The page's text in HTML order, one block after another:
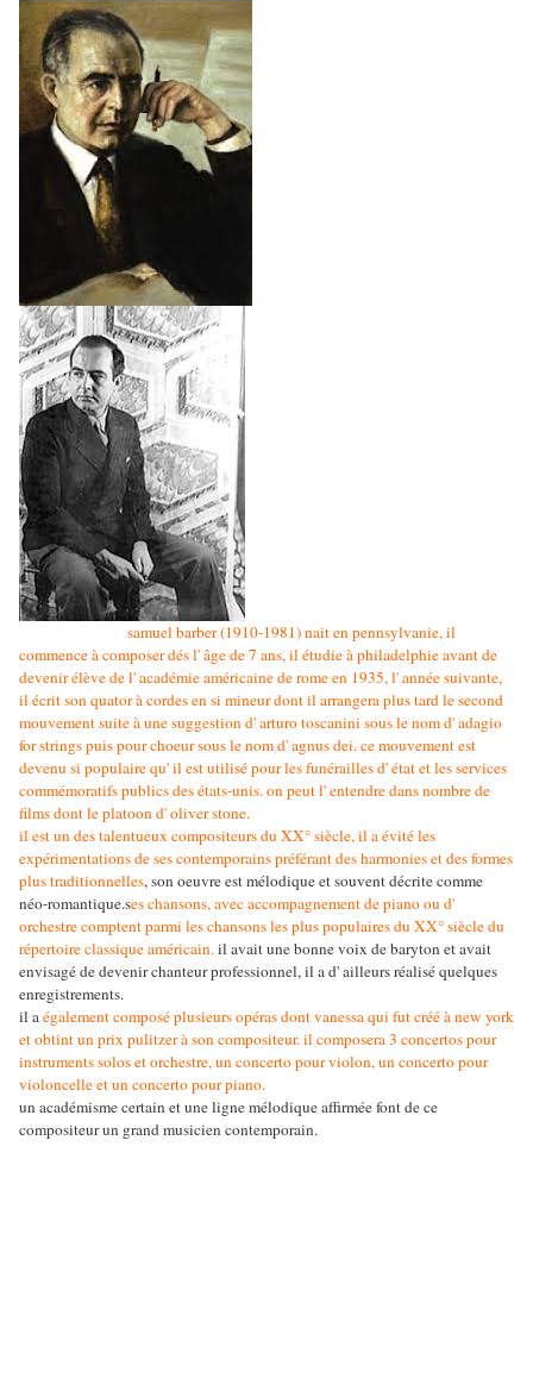
samuel barber (1910-1981) nait en pennsylvanie, il
commence à composer dés l' âge de 7 ans, il étudie à philadelphie avant de
devenir élève de l' académie américaine de rome en 1935, l' année suivante,
il écrit son quator à cordes en si mineur dont il arrangera plus tard le second
mouvement suite à une suggestion d' arturo toscanini sous le nom d' adagio
for strings puis pour choeur sous le nom d' agnus dei. ce mouvement est
devenu si populaire qu' il est utilisé pour les funérailles d' état et les services
commémoratifs publics des états-unis. on peut l' entendre dans nombre de
films dont le platoon d' oliver stone.
il est un des talentueux compositeurs du XX° siècle, il a évité les
expérimentations de ses contemporains préférant des harmonies et des formes
plus traditionnelles, son oeuvre est mélodique et souvent décrite comme
néo-romantique.ses chansons, avec accompagnement de piano ou d'
orchestre comptent parmi les chansons les plus populaires du XX° siècle du
répertoire classique américain.il avait une bonne voix de baryton et avait
envisagé de devenir chanteur professionnel, il a d' ailleurs réalisé quelques
enregistrements.
il aégalement composé plusieurs opéras dont vanessa qui fut créé à new york
et obtint un prix pulitzer à son compositeur. il composera 3 concertos pour
instruments solos et orchestre, un concerto pour violon, un concerto pour
violoncelle et un concerto pour piano.
un académisme certain et une ligne mélodique affirmée font de ce
compositeur un grand musicien contemporain.